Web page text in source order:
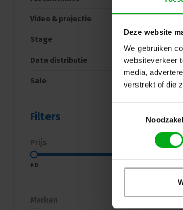
Deze website
We gebruiken
websiteverkeer
media,
verstrekt of die
Video & projectie
Stage
Data distributie
Sale
Filters
Prijs
€0
Merken